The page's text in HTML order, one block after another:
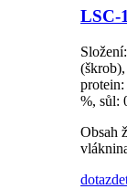
LSC-
%, sůl:
Obsah
dotaz